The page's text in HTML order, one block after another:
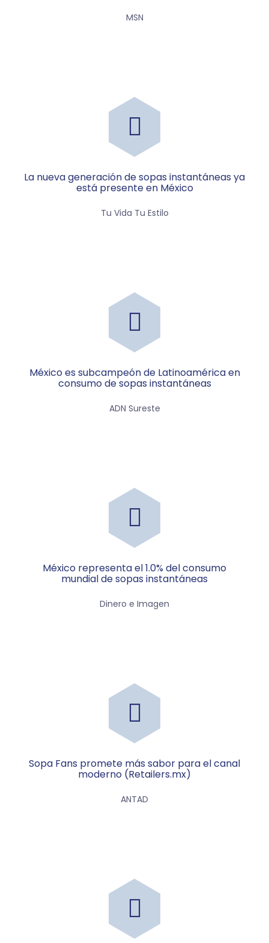
MSN
La nueva generación de sopas instantáneas ya
está presente en México
Tu Vida Tu Estilo
México es subcampeón de Latinoamérica en
consumo de sopas instantáneas
ADN Sureste
México representa el 1.0% del consumo
mundial de sopas instantáneas
Dinero e Imagen
Sopa Fans promete más sabor para el canal
moderno (Retailers.mx)
ANTAD